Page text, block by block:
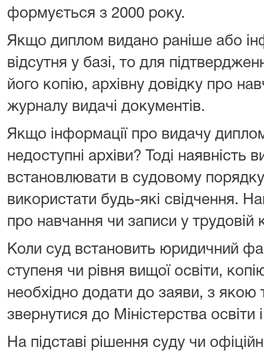
формується з 2000 року.
Якщо диплом видано раніше або
відсутня у базі, то для
його копію, архівну довідку про
журналу видачі документів.
Якщо інформації про видачу
недоступні архіви? Тоді наявність
встановлювати в судовому
використати будь-які свідчення.
про навчання чи записи у трудовій
Коли суд встановить юридичний
ступеня чи рівня вищої освіти,
необхідно додати до заяви, з якою
звернутися до Міністерства освіти
На підставі рішення суду чи